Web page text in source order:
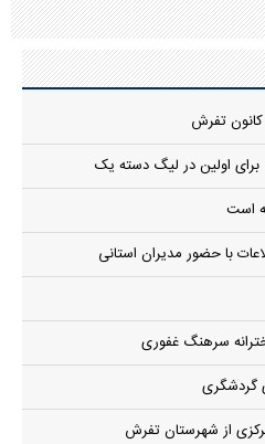
کانون تفرش
اولین در لیگ دسته یک
است
با حضور مدیران استانی
سرهنگ غفوری
گردشگری
از شهرستان تفرش